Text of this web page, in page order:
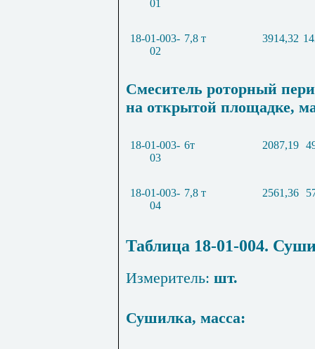
01
18-01-003-
02
7,8 т 3914,32
Смеситель роторный
на открытой площадке,
18-01-003-
03
6т 2087,19
18-01-003-
04
7,8 т 2561,36
Таблица 18-01-004.
Измеритель: шт.
Сушилка, масса: